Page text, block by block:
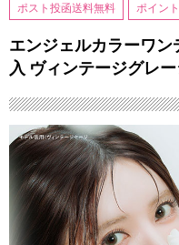
ポスト投函送料無料 ポイン
エンジェルカラーワン
入 ヴィンテージグレ